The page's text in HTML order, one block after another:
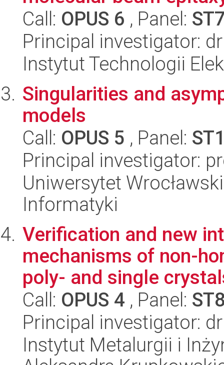
Call: OPUS 6 , Panel:
Principal investigator:
Instytut Technologii
Singularities and
models
Call: OPUS 5 , Panel:
Principal investigator:
Uniwersytet
Informatyki
Verification and new
mechanisms of non-
poly- and single
Call: OPUS 4 , Panel:
Principal investigator:
Instytut Metalurgii i